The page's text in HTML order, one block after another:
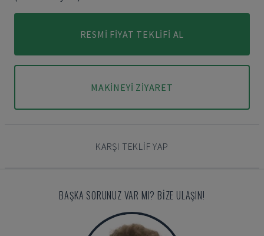
RESMI FIYAT TEKLIFI AL
MAKINEYI ZIYARET
KARŞI TEKLIF YAP
BAŞKA SORUNUZ VAR MI? BIZE ULAŞIN!